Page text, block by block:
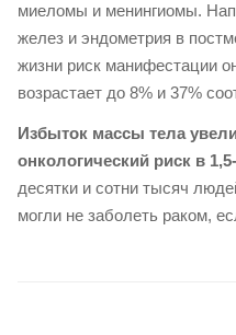
миеломы и менингиомы.
желез и эндометрия в
жизни риск манифестации
возрастает до 8% и 37%
Избыток массы тела
онкологический риск в
десятки и сотни тысяч
могли не заболеть раком,